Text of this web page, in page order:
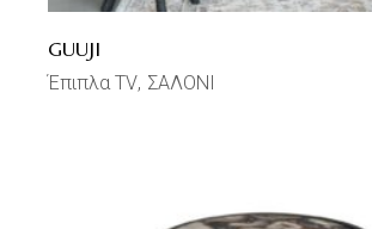
GUUJI
Έπιπλα TV ΣΑΛΟΝΙ